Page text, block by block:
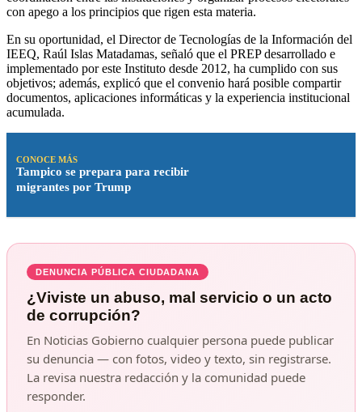
con apego a los principios que rigen esta materia.
En su oportunidad, el Director de Tecnologías de la Información del
IEEQ, Raúl Islas Matadamas, señaló que el PREP desarrollado e
implementado por este Instituto desde 2012, ha cumplido con sus
objetivos; además, explicó que el convenio hará posible compartir
documentos, aplicaciones informáticas y la experiencia institucional
acumulada.
CONOCE MÁS
Tampico se prepara para recibir
migrantes por Trump
DENUNCIA PÚBLICA CIUDADANA
¿Viviste un abuso, mal servicio o un acto
de corrupción?
En Noticias Gobierno cualquier persona puede publicar
su denuncia — con fotos, video y texto, sin registrarse.
La revisa nuestra redacción y la comunidad puede
responder.